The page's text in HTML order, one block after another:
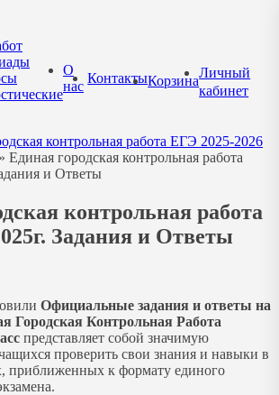
О
нас
КонтактыКорзина
Личный
кабинет
контрольная работа ЕГЭ 2025-2026
» Единая городская контрольная работа
и Ответы
контрольная работа
Задания и Ответы
Официальные задания и ответы на
Городская Контрольная Работа
представляет собой значимую
проверить свои знания и навыки в
приближенных к формату единого